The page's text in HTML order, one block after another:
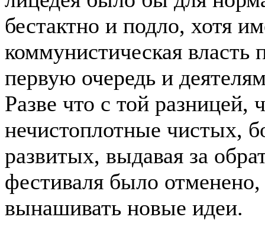
бестактно и подло, хотя
коммунистическая
первую очередь и
Разве что с той разницей,
нечистоплотные чистых,
развитых, выдавая за
фестиваля было
вынашивать новые идеи.